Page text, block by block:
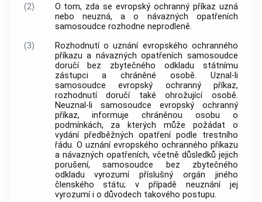
(2)
O tom, zda se evropský ochranný příkaz uzná
nebo neuzná, a o návazných opatřeních
samosoudce rozhodne neprodleně.
(3)
Rozhodnutí o uznání evropského ochranného
příkazu a návazných opatřeních samosoudce
doručí bez zbytečného odkladu státnímu
zástupci a chráněné osobě. Uznal-li
samosoudce evropský ochranný příkaz,
rozhodnutí doručí také ohrožující osobě.
Neuznal-li samosoudce evropský ochranný
příkaz, informuje chráněnou osobu o
podmínkách, za kterých může požádat o
vydání předběžných opatření podle trestního
řádu. O uznání evropského ochranného příkazu
a návazných opatřeních, včetně důsledků jejich
porušení, samosoudce bez zbytečného
odkladu vyrozumí příslušný orgán jiného
členského státu; v případě neuznání jej
vyrozumí i o důvodech takového postupu.